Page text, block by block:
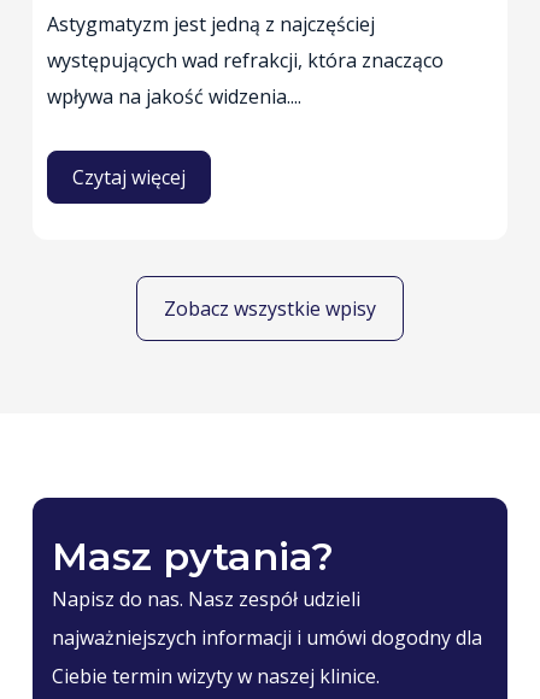
Astygmatyzm jest jedną z najczęściej
występujących wad refrakcji, która znacząco
wpływa na jakość widzenia....
Czytaj więcej
Zobacz wszystkie wpisy
Masz pytania?
Napisz do nas. Nasz zespół udzieli
najważniejszych informacji i umówi dogodny dla
Ciebie termin wizyty w naszej klinice.